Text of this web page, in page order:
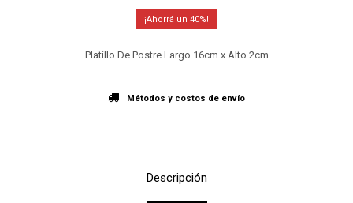
40
Platillo De Postre Largo 16cm x Alto 2cm
Métodos y costos de envío
Descripción